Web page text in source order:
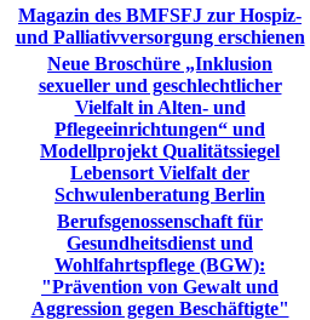
Magazin des BMFSFJ zur Hospiz-
und Palliativversorgung erschienen
Neue Broschüre „Inklusion
sexueller und geschlechtlicher
Vielfalt in Alten- und
Pflegeeinrichtungen“ und
Modellprojekt Qualitätssiegel
Lebensort Vielfalt der
Schwulenberatung Berlin
Berufsgenossenschaft für
Gesundheitsdienst und
Wohlfahrtspflege (BGW):
"Prävention von Gewalt und
Aggression gegen Beschäftigte"